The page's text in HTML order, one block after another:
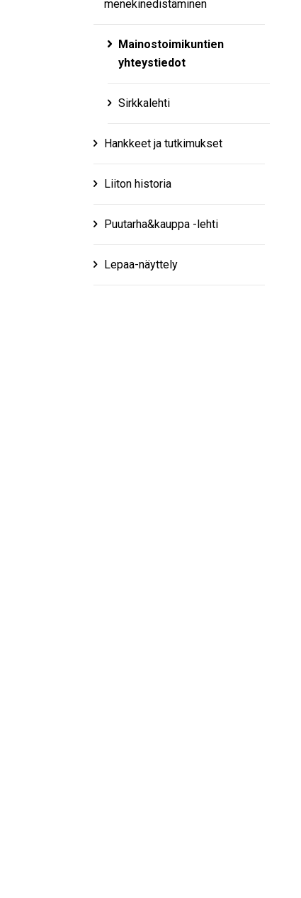
menekinedistäminen
Mainostoimikuntien
yhteystiedot
Sirkkalehti
Hankkeet ja tutkimukset
Liiton historia
Puutarha&kauppa -lehti
Lepaa-näyttely